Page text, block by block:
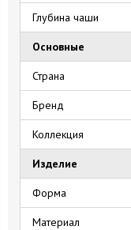
Глубина чаши
Основные
Страна
Бренд
Коллекция
Изделие
Форма
Материал